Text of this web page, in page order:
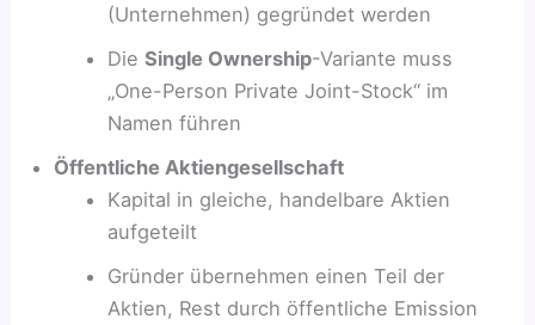
(Unternehmen) gegründet werden
Die Single Ownership-Variante muss
„One-Person Private Joint-Stock“ im
Namen führen
Öffentliche Aktiengesellschaft
Kapital in gleiche, handelbare Aktien
aufgeteilt
Gründer übernehmen einen Teil der
Aktien, Rest durch öffentliche Emission